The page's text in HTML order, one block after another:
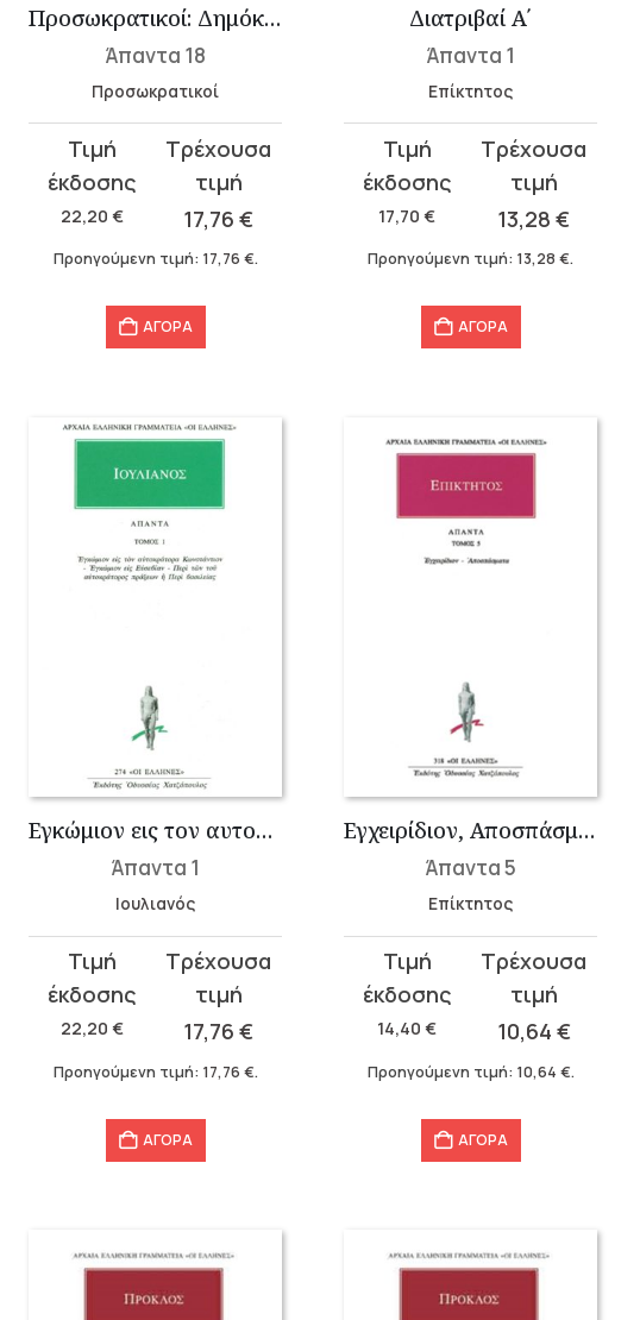
Προσωκρατικοί: Δημόκριτος 2
Άπαντα 18
Προσωκρατικοί
22,20€
Original
price
was:
22,20 €.
17,76€
τρέχουσα
τιμή
είναι:
Προηγούμενη τιμή: 17,76 €.
ΑΓΟΡΑ
Διατριβαί Α΄
Άπαντα 1
Επίκτητος
17,70€
Original
price
was:
17,70 €.
13,28€
τρέχουσα
τιμή
είναι:
Προηγούμενη τιμή: 13,28€.
ΑΓΟΡΑ
Εγκώμιον εις τον αυτοκράτορα Κωνστάντιον, Ευσεβείας της βασιλίδο...
Άπαντα 1
Ιουλιανός
22,20€
Original
price
was:
22,20 €.
17,76€
τρέχουσα
τιμή
είναι:
Προηγούμενη τιμή: 17,76 €.
ΑΓΟΡΑ
Εγχειρίδιον, Αποσπάσματα
Άπαντα 5
Επίκτητος
14,40€
Original
price
was:
14,40 €.
10,64 €
τρέχουσα
τιμή
είναι:
Προηγούμενη τιμή: 10,64 €.
ΑΓΟΡΑ